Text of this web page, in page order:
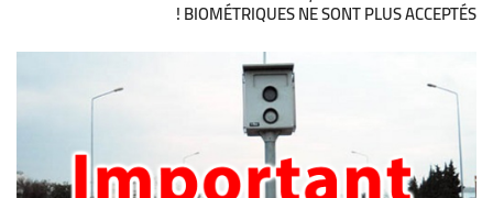
BIOMÉTRIQUES NE SONT PLUS ACCEPTÉS !